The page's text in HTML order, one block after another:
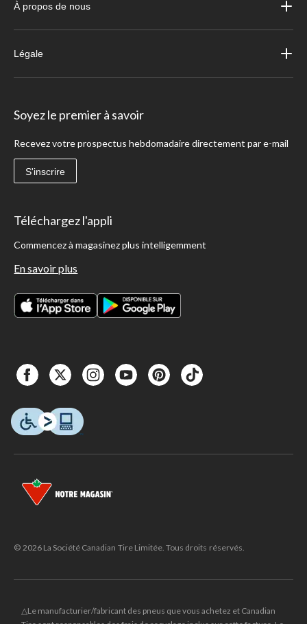
À propos de nous
Légale
Soyez le premier à savoir
Recevez votre prospectus hebdomadaire directement par e-mail
S'inscrire
Téléchargez l'appli
Commencez à magasinez plus intelligemment
En savoir plus
© 2026 La Société Canadian Tire Limitée. Tous droits réservés.
△Le manufacturier/fabricant des pneus que vous achetez et Canadian